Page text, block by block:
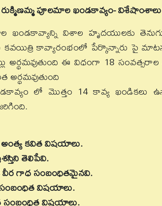
పూలమాల ఖండకావ్యం-
విశాల హృదయులకు తెనుగు
కవయిత్రి కావ్యారంభంలో పేర్కొన్నారు పై
అర్థమవుతుంది ఈ విధంగా 18
లో మొత్తం 14 కావ్య ఖండికలు
కవిత విషయాలు.
తెలిపేవి.
వీర గాధ సంబంధితమైనవి.
విషయాలు.
సంబంధిత విషయాలు.